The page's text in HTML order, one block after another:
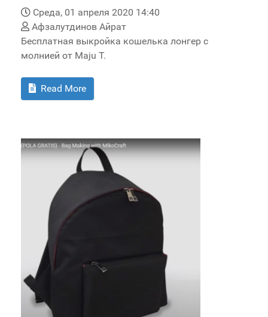
Среда, 01 апреля 2020 14:40
Афзалутдинов Айрат
Бесплатная выкройка кошелька лонгер с
молнией от Maju T.
Read More